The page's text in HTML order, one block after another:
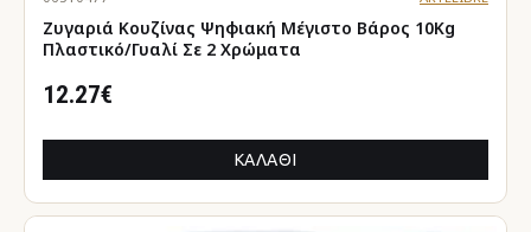
Ζυγαριά Κουζίνας Ψηφιακή Μέγιστο Βάρος 10Kg
Πλαστικό/Γυαλί Σε 2 Χρώματα
12.27€
ΚΑΛΆΘΙ